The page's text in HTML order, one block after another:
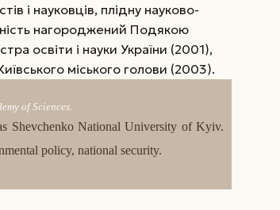
і науковців, плідну науково-
нагороджений Подякою
освіти і науки України (2001),
міського голови (2003).
of Sciences.
Shevchenko National University of Kyiv.
policy, national security.